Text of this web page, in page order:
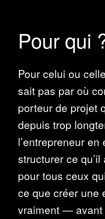
Pour qui
Pour celui ou
sait pas par où
porteur de projet
depuis trop
l’entrepreneur
structurer ce
pour tous ceux
ce que créer une
vraiment — avant